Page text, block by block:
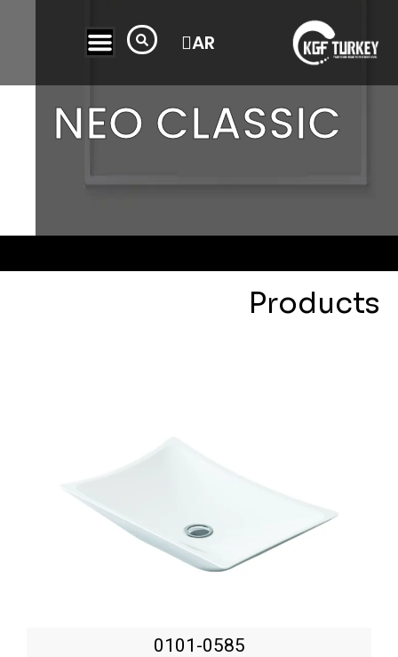
AR
TR
NEO CLASSIC
Products
0101-0585